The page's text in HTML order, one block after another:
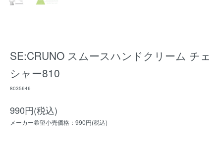
SE:CRUNO スムースハンドクリーム チェ
シャー810
8035646
990円(税込)
メーカー希望小売価格：990円(税込)